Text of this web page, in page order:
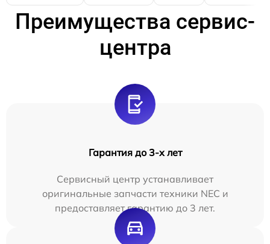
Преимущества сервис-
центра
Гарантия до 3-х лет
Сервисный центр устанавливает
оригинальные запчасти техники NEC и
предоставляет гарантию до 3 лет.